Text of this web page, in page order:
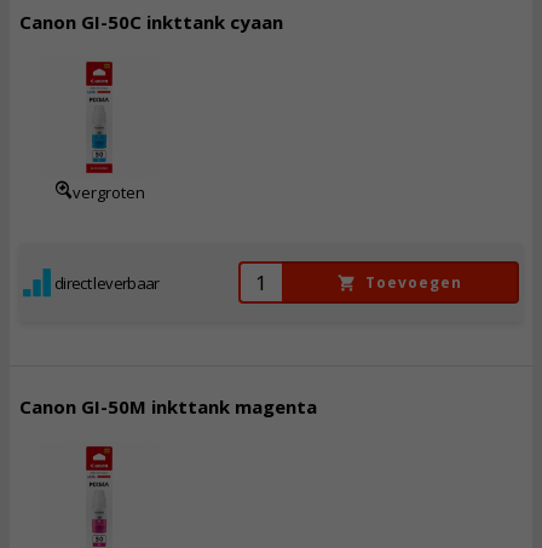
Canon GI-50C inkttank cyaan
vergroten
direct leverbaar Toevoegen
Canon GI-50M inkttank magenta